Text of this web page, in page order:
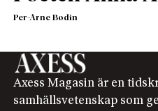
Per-Arne Bodin
Axess Magasin är en
samhällsvetenskap som